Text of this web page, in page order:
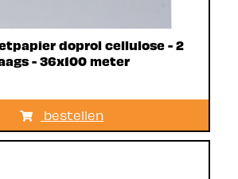
doprol cellulose - 2
- 36x100 meter
bestellen